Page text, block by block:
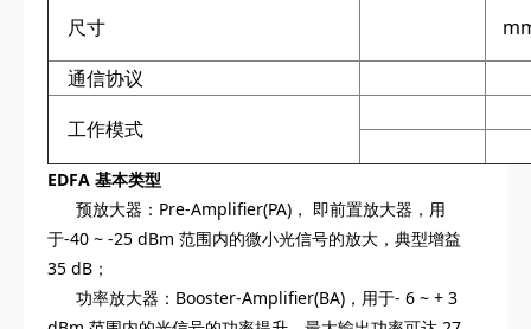
尺寸
通信协议
工作模式
EDFA 基本类型
预放大器：Pre-Amplifier(PA)， 即前置放大器，用
于-40 ~ -25 dBm 范围内的微小光信号的放大，典型增益
35 dB；
功率放大器：Booster-Amplifier(BA)，用于- 6 ~ + 3